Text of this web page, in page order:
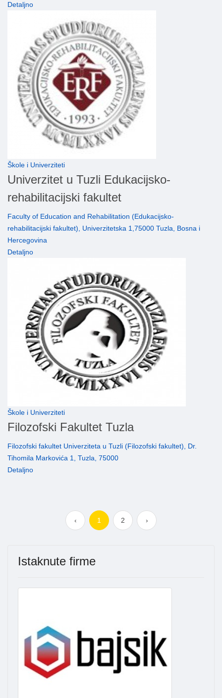
Detaljno
Škole i Univerziteti
Univerzitet u Tuzli Edukacijsko-
rehabilitacijski fakultet
Faculty of Education and Rehabilitation (Edukacijsko-
rehabilitacijski fakultet), Univerzitetska 1,75000 Tuzla, Bosna i
Hercegovina
Detaljno
Škole i Univerziteti
Filozofski Fakultet Tuzla
Filozofski fakultet Univerziteta u Tuzli (Filozofski fakultet), Dr.
Tihomila Markovića 1, Tuzla, 75000
Detaljno
‹ 1 2 ›
Istaknute firme